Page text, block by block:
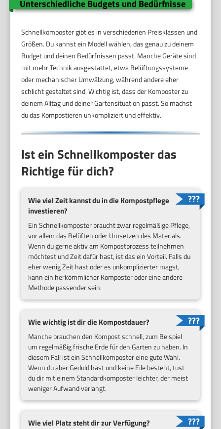
Unterschiedliche Budgets und Bedürfnisse
Schnellkomposter gibt es in verschiedenen Preisklassen und
Größen. Du kannst ein Modell wählen, das genau zu deinem
Budget und deinen Bedürfnissen passt. Manche Geräte sind
mit mehr Technik ausgestattet, etwa Belüftungssysteme
oder mechanischer Umwälzung, während andere eher
schlicht gestaltet sind. Wichtig ist, dass der Komposter zu
deinem Alltag und deiner Gartensituation passt. So machst
du das Kompostieren unkompliziert und effektiv.
Ist ein Schnellkomposter das
Richtige für dich?
Wie viel Zeit kannst du in die Kompostpflege
investieren?
Ein Schnellkomposter braucht zwar regelmäßige Pflege,
vor allem das Belüften oder Umsetzen des Materials.
Wenn du gerne aktiv am Kompostprozess teilnehmen
möchtest und Zeit dafür hast, ist das ein Vorteil. Falls du
eher wenig Zeit hast oder es unkomplizierter magst,
kann ein herkömmlicher Komposter oder eine andere
Methode passender sein.
Wie wichtig ist dir die Kompostdauer?
Manche brauchen den Kompost schnell, zum Beispiel
um regelmäßig frische Erde für den Garten zu haben. In
diesem Fall ist ein Schnellkomposter eine gute Wahl.
Wenn du aber Geduld hast und keine Eile besteht, tust
du dir mit einem Standardkomposter leichter, der meist
weniger Aufwand verlangt.
Wie viel Platz steht dir zur Verfügung?